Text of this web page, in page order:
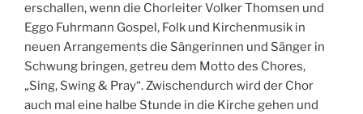
erschallen, wenn die Chorleiter Volker Thomsen und
Eggo Fuhrmann Gospel, Folk und Kirchenmusik in
neuen Arrangements die Sängerinnen und Sänger in
Schwung bringen, getreu dem Motto des Chores,
„Sing, Swing & Pray“. Zwischendurch wird der Chor
auch mal eine halbe Stunde in die Kirche gehen und